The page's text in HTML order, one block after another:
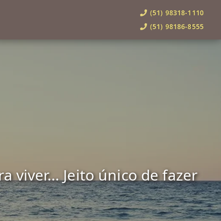
(51) 98318-1110
(51) 98186-8555
viver... Jeito único de fazer